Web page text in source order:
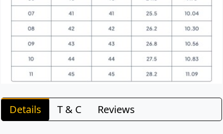
Details T & C Reviews